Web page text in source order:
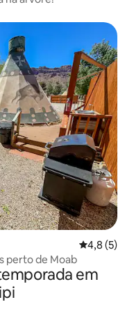
4,8 de
4,8 (5)
perto de Moab
em